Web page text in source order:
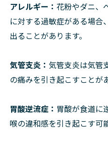
アレルギー： 花粉やダニ、
に対する過敏症がある場合
出ることがあります。
気管支炎： 気管支炎は気管
の痛みを引き起こすことが
胃酸逆流症： 胃酸が食道に
喉の違和感を引き起こす可